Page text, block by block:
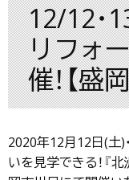
12/12･
リフォ
催！【盛
2020年12月12日(土)
いを見学できる！『